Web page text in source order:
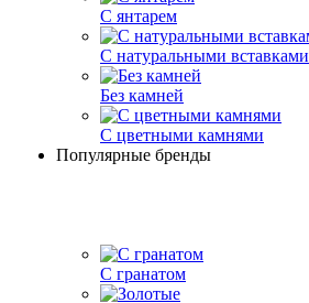
С янтарем
С натуральными вставками
Без камней
С цветными камнями
Популярные бренды
С гранатом